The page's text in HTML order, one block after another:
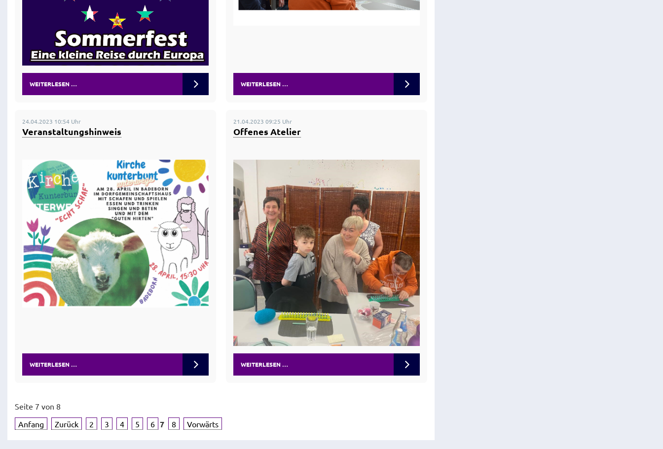
WEITERLESEN … WEITERLESEN …
24.04.2023 10:54 Uhr
Veranstaltungshinweis
WEITERLESEN …
21.04.2023 09:25 Uhr
Offenes Atelier
WEITERLESEN …
Seite 7 von 8
Anfang
Zurück 2 3 4 5 6 7 8 Vorwärts